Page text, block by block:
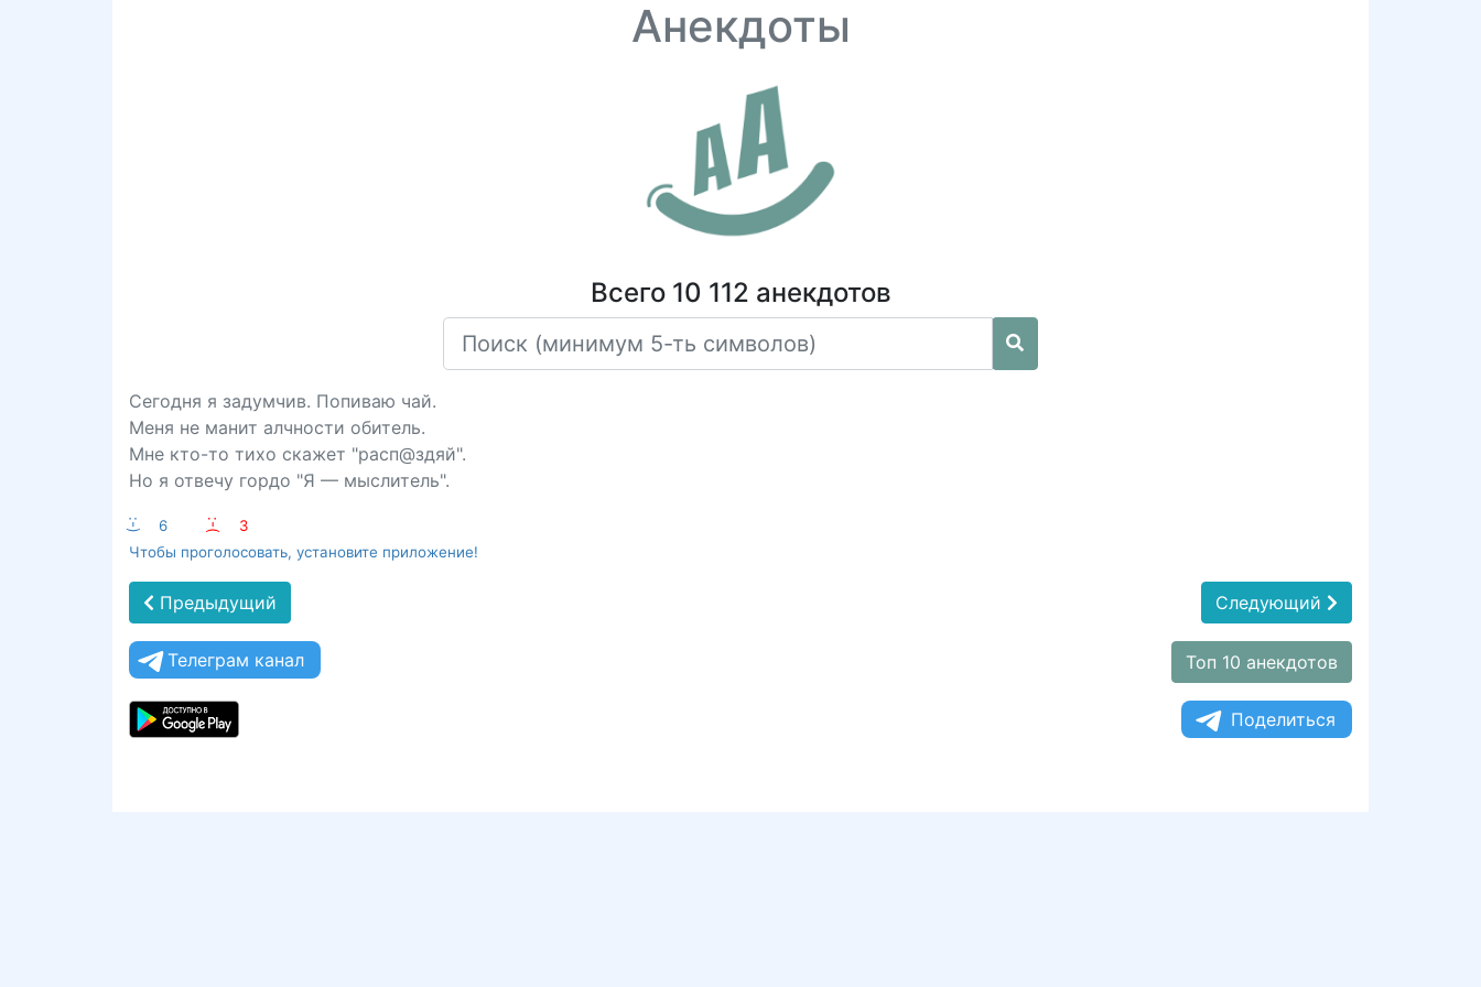
Анекдоты
Всего 10 112 анекдотов
Сегодня я задумчив. Попиваю чай.
Меня не манит алчности обитель.
Мне кто-то тихо скажет "расп@здяй".
Но я отвечу гордо "Я — мыслитель".
:-) 6 :-(
3
Чтобы проголосовать, установите приложение!
Предыдущий Следующий
Телеграм канал Топ 10 анекдотов
Поделиться